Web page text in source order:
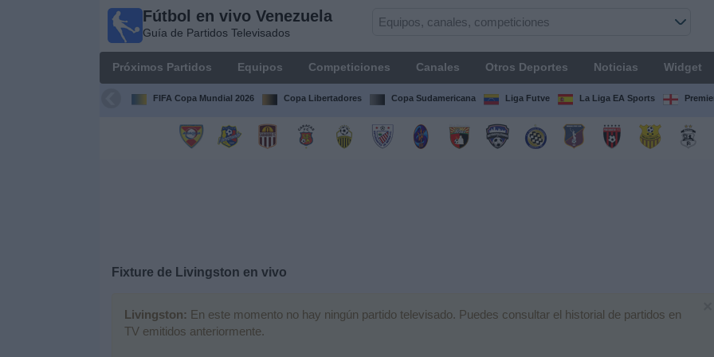
Fútbol en vivo Venezuela
Guía de Partidos Televisados
Próximos Partidos Equipos Competiciones Canales Otros Deportes Noticias Widget
FIFA Copa Mundial 2026 Copa Libertadores Copa Sudamericana Liga Futve La Liga EA Sports
Fixture de Livingston en vivo
Livingston: En este momento no hay ningún partido televisado. Puedes consultar el historial de partidos en
TV emitidos anteriormente.
Fútbol en
Venezuela